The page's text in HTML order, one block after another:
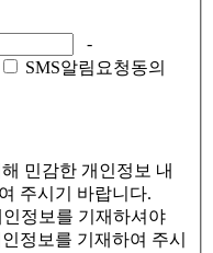
-
SMS알림요청동의
민감한 개인정보 내
주시기 바랍니다.
정보를 기재하셔야
정보를 기재하여 주시